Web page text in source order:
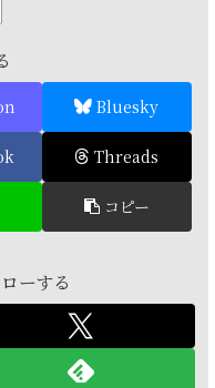
Bluesky
Threads
コピー
ーする